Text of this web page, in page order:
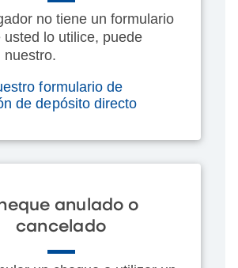
no tiene un formulario
usted lo utilice, puede
nuestro.
formulario de
de depósito directo
anulado o
cancelado